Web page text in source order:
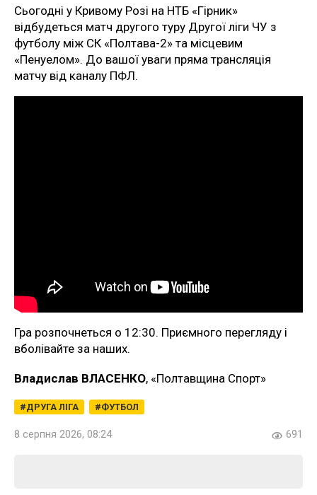
Сьогодні у Кривому Розі на НТБ «Гірник»
відбудеться матч другого туру Другої ліги ЧУ з
футболу між СК «Полтава-2» та місцевим
«Пенуелом». До вашої уваги пряма трансляція
матчу від каналу ПФЛ.
Гра розпочнеться о 12:30. Приємного перегляду і
вболівайте за наших.
Владислав ВЛАСЕНКО, «Полтавщина Спорт»
ДРУГА ЛІГА ФУТБОЛ
8 серпня 2026, 08:24 691